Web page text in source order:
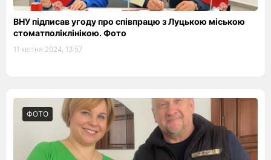
ВНУ підписав угоду про співпрацю з Луцькою міською
стоматполіклінікою. Фото
11 квітня 2024, 13:57
ФОТО